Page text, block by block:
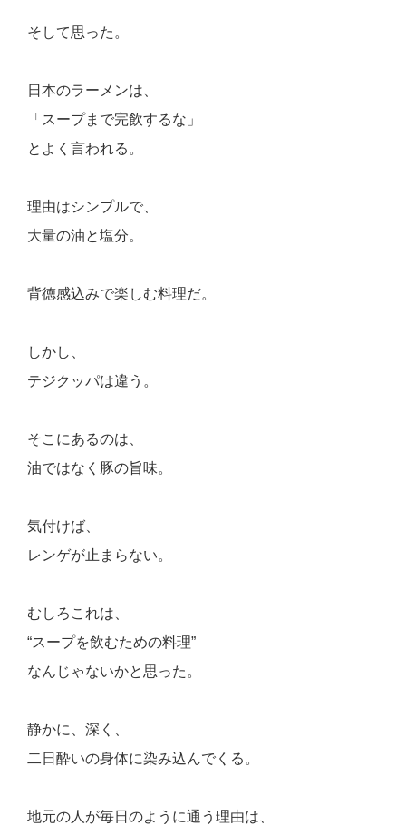
そして思った。
日本のラーメンは、
「スープまで完飲するな」
とよく言われる。
理由はシンプルで、
大量の油と塩分。
背徳感込みで楽しむ料理だ。
しかし、
テジクッパは違う。
そこにあるのは、
油ではなく豚の旨味。
気付けば、
レンゲが止まらない。
むしろこれは、
“スープを飲むための料理”
なんじゃないかと思った。
静かに、深く、
二日酔いの身体に染み込んでくる。
地元の人が毎日のように通う理由は、